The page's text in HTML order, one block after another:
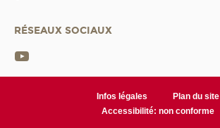
RÉSEAUX SOCIAUX
Infos légales
Plan du site
Accessibilité: non conforme